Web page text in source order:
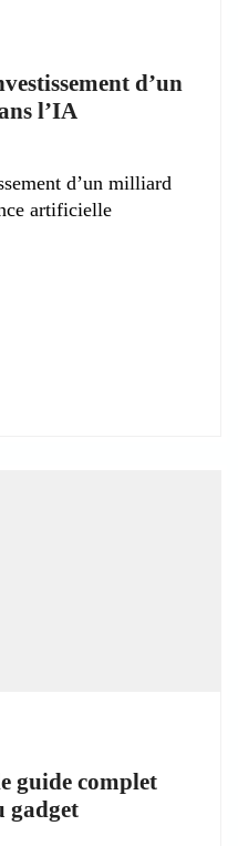
d’un
l’IA
d’un milliard
artificielle
guide complet
gadget